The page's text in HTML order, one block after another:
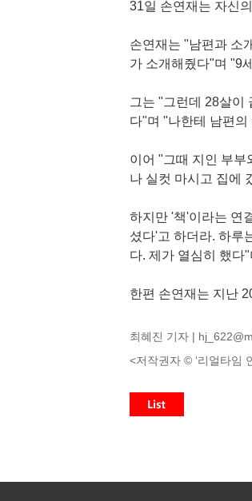
31일 손연재는 자신
손연재는 "남편과 소
가 소개해줬다"며 "9
그는 "그런데 28살이
다"며 "나한테 남편
이어 "그때 지인 부부
나 실컷 마시고 집에
하지만 '책'이라는 연
셨다'고 하더라. 하루
다. 제가 열심히 했다
한편 손연재는 지난
최혜진 기자 |
<저작권자 © ‘리얼타임